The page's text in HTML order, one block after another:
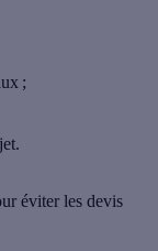
;
éviter les devis